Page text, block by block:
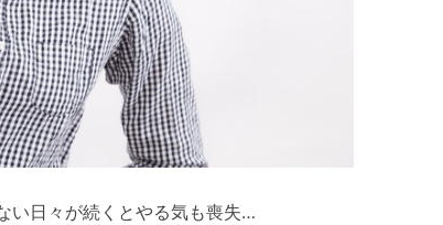
い日々が続くとやる気も喪失…